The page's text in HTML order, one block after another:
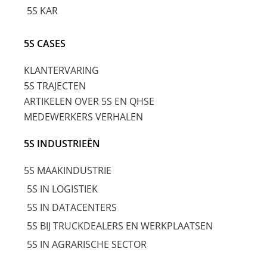
5S KAR
5S CASES
KLANTERVARING
5S TRAJECTEN
ARTIKELEN OVER 5S EN QHSE
MEDEWERKERS VERHALEN
5S INDUSTRIEËN
5S MAAKINDUSTRIE
5S IN LOGISTIEK
5S IN DATACENTERS
5S BIJ TRUCKDEALERS EN WERKPLAATSEN
5S IN AGRARISCHE SECTOR